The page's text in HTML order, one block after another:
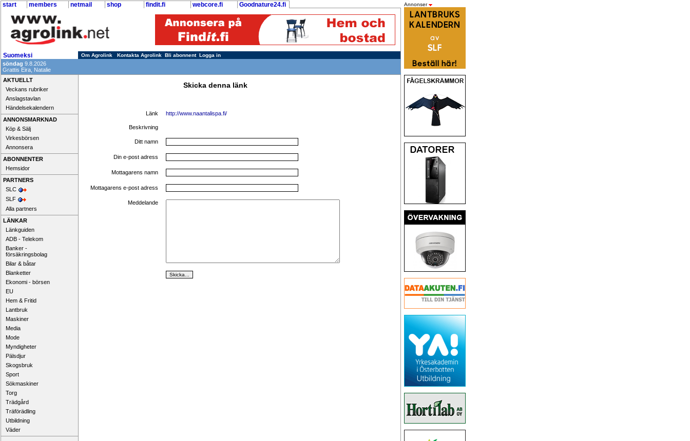
start members netmail shop findit.fi webcore.fi Goodnature24.fi
Suomeksi Om Agrolink Kontakta Agrolink Bli abonnent Logga in
söndag 9.8.2026
Grattis Eira, Natalie
AKTUELLT
Veckans rubriker
Anslagstavlan
Händelsekalendern
ANNONSMARKNAD
Köp & Sälj
Virkesbörsen
Annonsera
ABONNENTER
Hemsidor
PARTNERS
SLC
SLF
Alla partners
LÄNKAR
Länkguiden
ADB - Telekom
Banker -
försäkringsbolag
Bilar & båtar
Blanketter
Ekonomi - börsen
EU
Hem & Fritid
Lantbruk
Maskiner
Media
Mode
Myndigheter
Pälsdjur
Skogsbruk
Sport
Sökmaskiner
Torg
Trädgård
Träförädling
Utbildning
Väder
Skicka denna länk
Länk http://www.naantalispa.fi/
Beskrivning
Ditt namn
Din e-post adress
Mottagarens namn
Mottagarens e-post adress
Meddelande
Annonser